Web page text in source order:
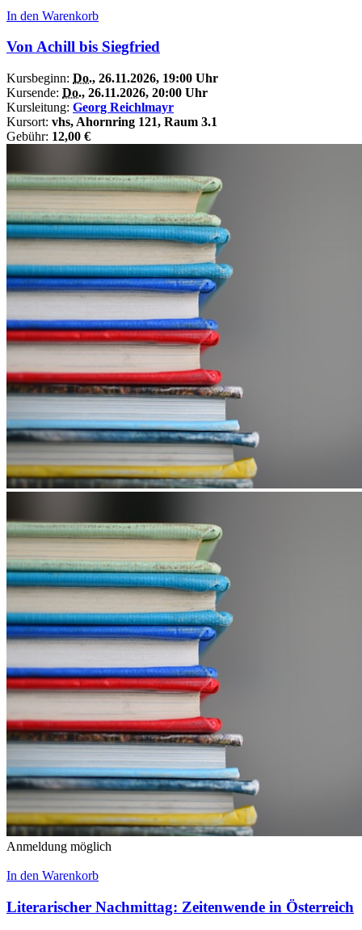
In den Warenkorb
Von Achill bis Siegfried
Kursbeginn: Do., 26.11.2026, 19:00 Uhr
Kursende: Do., 26.11.2026, 20:00 Uhr
Kursleitung: Georg Reichlmayr
Kursort: vhs, Ahornring 121, Raum 3.1
Gebühr: 12,00 €
Anmeldung möglich
In den Warenkorb
Literarischer Nachmittag: Zeitenwende in Österreich